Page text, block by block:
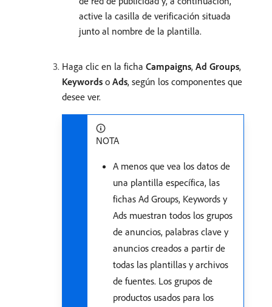
active la casilla de verificación situada
junto al nombre de la plantilla.
Haga clic en la ficha Campaigns, Ad Groups,
Keywords o Ads, según los componentes que
desee ver.
NOTA
A menos que vea los datos de
una plantilla específica, las
fichas Ad Groups, Keywords y
Ads muestran todos los grupos
de anuncios, palabras clave y
anuncios creados a partir de
todas las plantillas y archivos
de fuentes. Los grupos de
productos usados para los